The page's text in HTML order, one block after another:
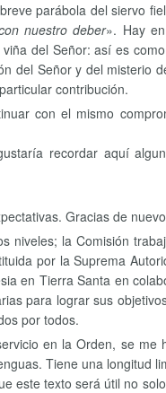
parábola del siervo
nuestro deber». Hay
del Señor: así es
del Señor y del misterio
contribución.
con el mismo
recordar aquí
Gracias de
niveles; la Comisión
por la Suprema
en Tierra Santa en
para lograr sus
por todos.
en la Orden, se me
Tiene una longitud
este texto será útil no